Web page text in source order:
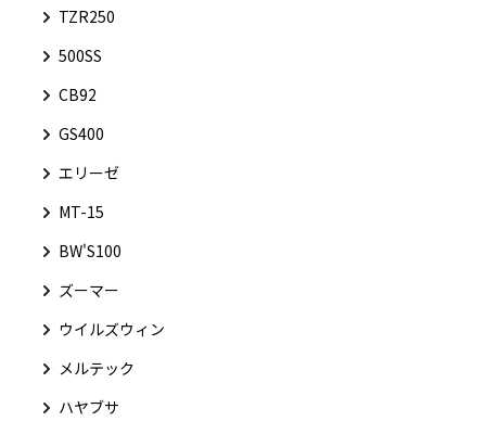
TZR250
500SS
CB92
GS400
エリーゼ
MT-15
BW'S100
ズーマー
ウイルズウィン
メルテック
ハヤブサ